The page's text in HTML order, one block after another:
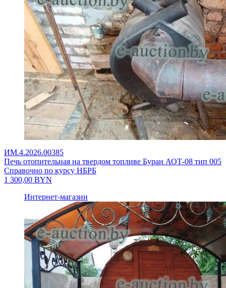
ИМ.4.2026.00385
Печь отопительная на твердом топливе Буран АОТ-08 тип 005
Справочно по курсу НБРБ
1 300,00 BYN
Интернет-магазин